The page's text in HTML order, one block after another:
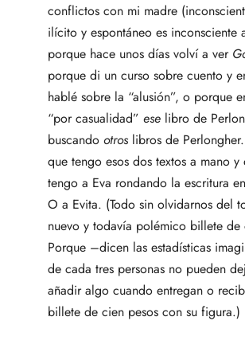
conflictos con mi madre
ilícito y espontáneo es inconsciente
porque hace unos días volví a ver
porque di un curso sobre cuento y
hablé sobre la “alusión”, o porque
“por casualidad” ese libro de
buscando otros libros de
que tengo esos dos textos a mano
tengo a Eva rondando la escritura
O a Evita. (Todo sin olvidarnos del
nuevo y todavía polémico billete de
Porque –dicen las estadísticas
de cada tres personas no pueden
añadir algo cuando entregan o
billete de cien pesos con su figura.)